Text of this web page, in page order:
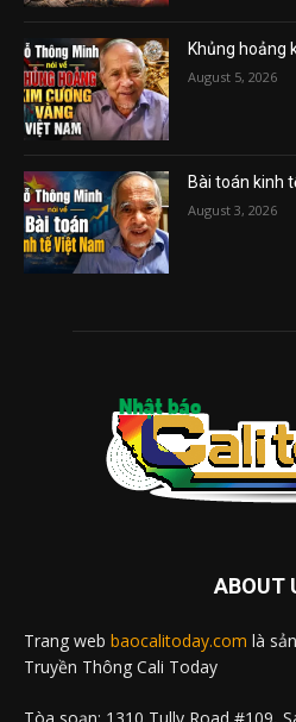
Khủng hoảng
August 5, 2026
Bài toán kinh
August 3, 2026
ABOUT
Trang web baocalitoday.com là
Truyền Thông Cali Today